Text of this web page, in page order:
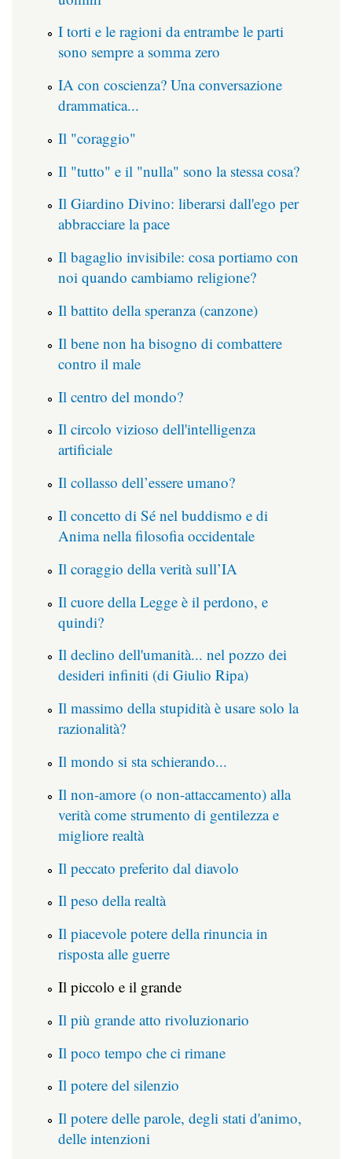
I torti e le ragioni da entrambe le parti
sono sempre a somma zero
IA con coscienza? Una conversazione
drammatica...
Il "coraggio"
Il "tutto" e il "nulla" sono la stessa cosa?
Il Giardino Divino: liberarsi dall'ego per
abbracciare la pace
Il bagaglio invisibile: cosa portiamo con
noi quando cambiamo religione?
Il battito della speranza (canzone)
Il bene non ha bisogno di combattere
contro il male
Il centro del mondo?
Il circolo vizioso dell'intelligenza
artificiale
Il collasso dell’essere umano?
Il concetto di Sé nel buddismo e di
Anima nella filosofia occidentale
Il coraggio della verità sull’IA
Il cuore della Legge è il perdono, e
quindi?
Il declino dell'umanità... nel pozzo dei
desideri infiniti (di Giulio Ripa)
Il massimo della stupidità è usare solo la
razionalità?
Il mondo si sta schierando...
Il non-amore (o non-attaccamento) alla
verità come strumento di gentilezza e
migliore realtà
Il peccato preferito dal diavolo
Il peso della realtà
Il piacevole potere della rinuncia in
risposta alle guerre
Il piccolo e il grande
Il più grande atto rivoluzionario
Il poco tempo che ci rimane
Il potere del silenzio
Il potere delle parole, degli stati d'animo,
delle intenzioni